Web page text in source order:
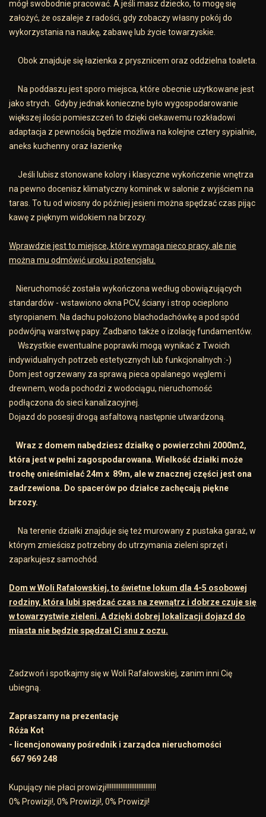
mógł swobodnie pracować. A jeśli masz dziecko, to mogę się
założyć, że oszaleje z radości, gdy zobaczy własny pokój do
wykorzystania na naukę, zabawę lub życie towarzyskie.
Obok znajduje się łazienka z prysznicem oraz oddzielna toaleta.
Na poddaszu jest sporo miejsca, które obecnie użytkowane jest
jako strych. Gdyby jednak konieczne było wygospodarowanie
większej ilości pomieszczeń to dzięki ciekawemu rozkładowi
adaptacja z pewnością będzie możliwa na kolejne cztery sypialnie,
aneks kuchenny oraz łazienkę
Jeśli lubisz stonowane kolory i klasyczne wykończenie wnętrza
na pewno docenisz klimatyczny kominek w salonie z wyjściem na
taras. To tu od wiosny do później jesieni można spędzać czas pijąc
kawę z pięknym widokiem na brzozy.
Wprawdzie jest to miejsce, które wymaga nieco pracy, ale nie
można mu odmówić uroku i potencjału.
Nieruchomość została wykończona według obowiązujących
standardów - wstawiono okna PCV, ściany i strop ocieplono
styropianem. Na dachu położono blachodachówkę a pod spód
podwójną warstwę papy. Zadbano także o izolację fundamentów.
Wszystkie ewentualne poprawki mogą wynikać z Twoich
indywidualnych potrzeb estetycznych lub funkcjonalnych :-)
Dom jest ogrzewany za sprawą pieca opalanego węglem i
drewnem, woda pochodzi z wodociągu, nieruchomość
podłączona do sieci kanalizacyjnej.
Dojazd do posesji drogą asfaltową następnie utwardzoną.
Wraz z domem nabędziesz działkę o powierzchni 2000m2,
która jest w pełni zagospodarowana. Wielkość działki może
trochę onieśmielać 24m x 89m, ale w znacznej części jest ona
zadrzewiona. Do spacerów po działce zachęcają piękne
brzozy.
Na terenie działki znajduje się też murowany z pustaka garaż, w
którym zmieścisz potrzebny do utrzymania zieleni sprzęt i
zaparkujesz samochód.
Dom w Woli Rafałowskiej, to świetne lokum dla 4-5 osobowej
rodziny, która lubi spędzać czas na zewnątrz i dobrze czuje się
w towarzystwie zieleni. A dzięki dobrej lokalizacji dojazd do
miasta nie będzie spędzał Ci snu z oczu.
Zadzwoń i spotkajmy się w Woli Rafałowskiej, zanim inni Cię
ubiegną.
Zapraszamy na prezentację
Róża Kot
- licencjonowany pośrednik i zarządca nieruchomości
667 969 248
Kupujący nie płaci prowizji!!!!!!!!!!!!!!!!!!!!!!!!!!!!
0% Prowizji!, 0% Prowizji!, 0% Prowizji!